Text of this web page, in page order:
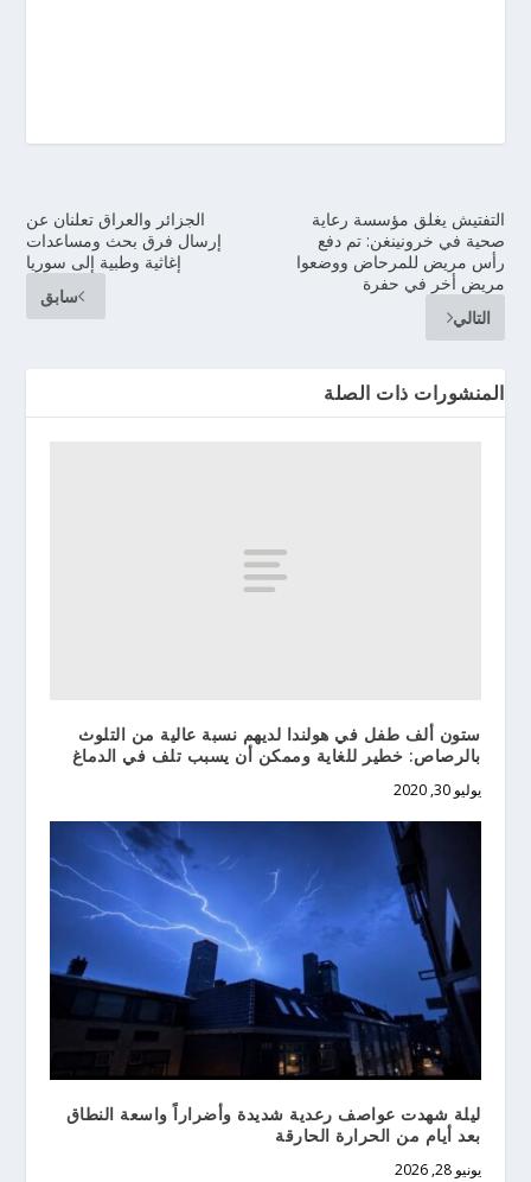
الجزائر والعراق تعلنان عن
إرسال فرق بحث ومساعدات
إغاثية وطبية إلى سوريا
سابق
التفتيش يغلق مؤسسة رعاية
صحية في خرونينغن: تم دفع
رأس مريض للمرحاض ووضعوا
مريض أخر في حفرة
التالي
المنشورات ذات الصلة
ستون ألف طفل في هولندا لديهم نسبة عالية من التلوث
بالرصاص: خطير للغاية وممكن أن يسبب تلف في الدماغ
يوليو 30, 2020
ليلة شهدت عواصف رعدية شديدة وأضراراً واسعة النطاق
بعد أيام من الحرارة الحارقة
يونيو 28, 2026